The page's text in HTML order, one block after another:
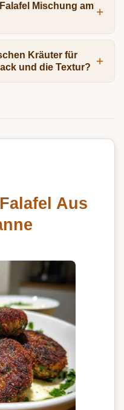
Mischung am
Kräuter für
und die Textur?
Aus